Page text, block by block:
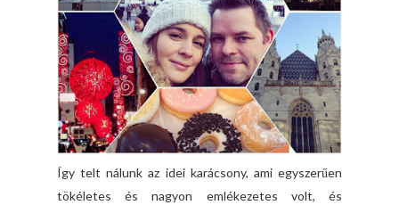
Így telt nálunk az idei karácsony, ami egyszerűen
tökéletes és nagyon emlékezetes volt, és